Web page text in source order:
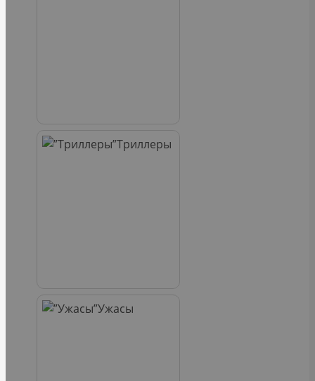
Триллеры
Ужасы